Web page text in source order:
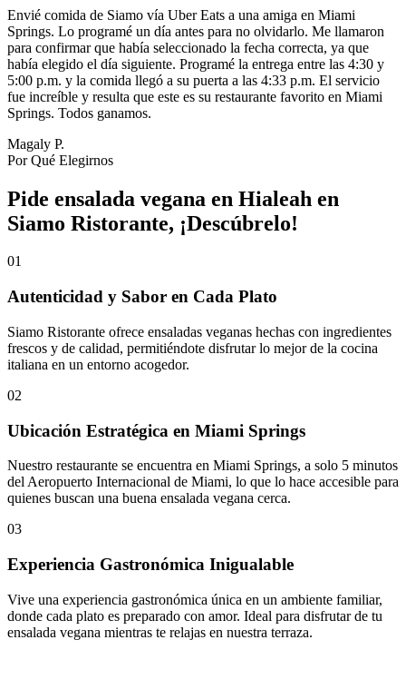
Envié comida de Siamo vía Uber Eats a una amiga en Miami
Springs. Lo programé un día antes para no olvidarlo. Me llamaron
para confirmar que había seleccionado la fecha correcta, ya que
había elegido el día siguiente. Programé la entrega entre las 4:30 y
5:00 p.m. y la comida llegó a su puerta a las 4:33 p.m. El servicio
fue increíble y resulta que este es su restaurante favorito en Miami
Springs. Todos ganamos.
Magaly P.
Por Qué Elegirnos
Pide ensalada vegana en Hialeah en
Siamo Ristorante, ¡Descúbrelo!
01
Autenticidad y Sabor en Cada Plato
Siamo Ristorante ofrece ensaladas veganas hechas con ingredientes
frescos y de calidad, permitiéndote disfrutar lo mejor de la cocina
italiana en un entorno acogedor.
02
Ubicación Estratégica en Miami Springs
Nuestro restaurante se encuentra en Miami Springs, a solo 5 minutos
del Aeropuerto Internacional de Miami, lo que lo hace accesible para
quienes buscan una buena ensalada vegana cerca.
03
Experiencia Gastronómica Inigualable
Vive una experiencia gastronómica única en un ambiente familiar,
donde cada plato es preparado con amor. Ideal para disfrutar de tu
ensalada vegana mientras te relajas en nuestra terraza.